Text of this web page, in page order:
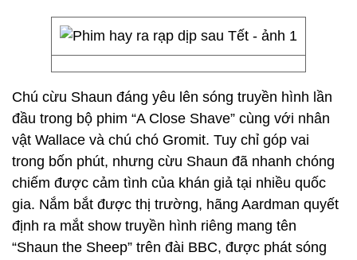
Chú cừu Shaun đáng yêu lên sóng truyền hình lần
đầu trong bộ phim “A Close Shave” cùng với nhân
vật Wallace và chú chó Gromit. Tuy chỉ góp vai
trong bốn phút, nhưng cừu Shaun đã nhanh chóng
chiếm được cảm tình của khán giả tại nhiều quốc
gia. Nắm bắt được thị trường, hãng Aardman quyết
định ra mắt show truyền hình riêng mang tên
“Shaun the Sheep” trên đài BBC, được phát sóng